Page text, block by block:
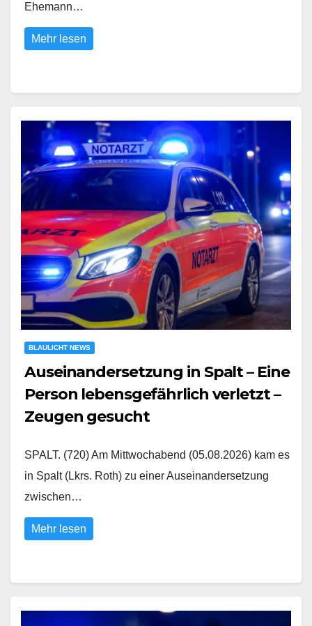
Ehemann…
Mehr lesen
BLAULICHT NEWS
Auseinandersetzung in Spalt – Eine
Person lebensgefährlich verletzt –
Zeugen gesucht
SPALT. (720) Am Mittwochabend (05.08.2026) kam es
in Spalt (Lkrs. Roth) zu einer Auseinandersetzung
zwischen…
Mehr lesen